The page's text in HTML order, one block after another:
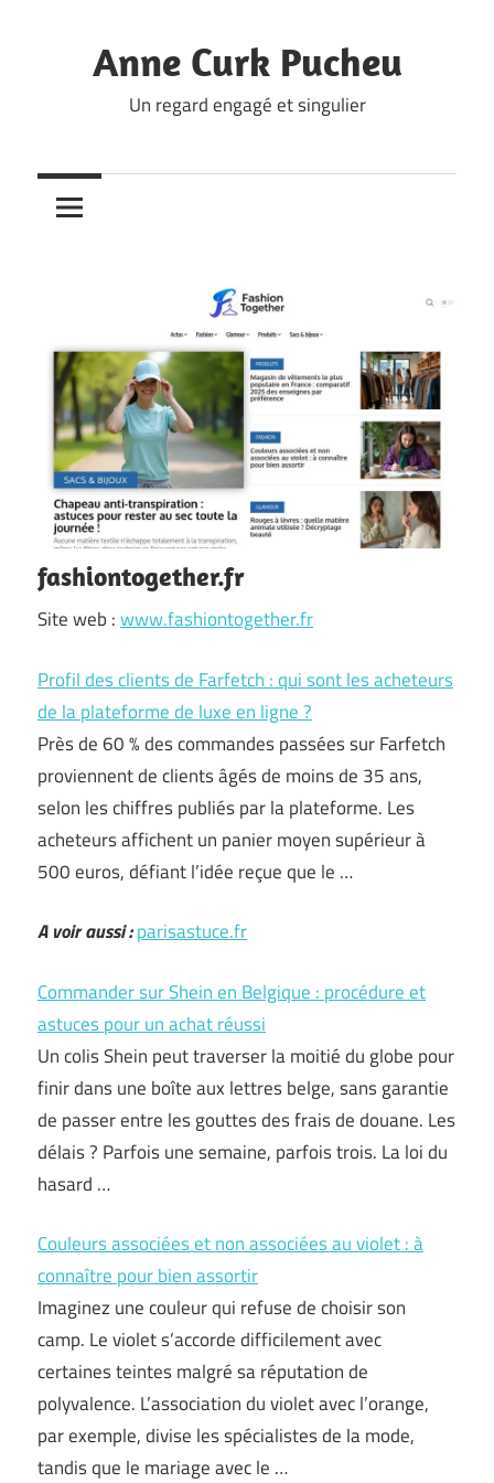
contentAnne Curk Pucheu
Un regard engagé et singulier
fashiontogether.fr
Site web :www.fashiontogether.fr
Profil des clients de Farfetch : qui sont les acheteurs
de la plateforme de luxe en ligne ?
Près de 60 % des commandes passées sur Farfetch
proviennent de clients âgés de moins de 35 ans,
selon les chiffres publiés par la plateforme. Les
acheteurs affichent un panier moyen supérieur à
500 euros, défiant l’idée reçue que le …
A voir aussi :parisastuce.fr
Commander sur Shein en Belgique : procédure et
astuces pour un achat réussi
Un colis Shein peut traverser la moitié du globe pour
finir dans une boîte aux lettres belge, sans garantie
de passer entre les gouttes des frais de douane. Les
délais ? Parfois une semaine, parfois trois. La loi du
hasard …
Couleurs associées et non associées au violet : à
connaître pour bien assortir
Imaginez une couleur qui refuse de choisir son
camp. Le violet s’accorde difficilement avec
certaines teintes malgré sa réputation de
polyvalence. L’association du violet avec l’orange,
par exemple, divise les spécialistes de la mode,
tandis que le mariage avec le …